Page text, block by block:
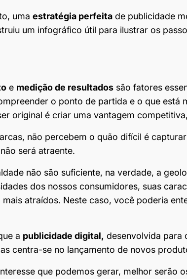
uma estratégia perfeita de publicidade
um infográfico útil para ilustrar os
e medição de resultados são fatores
o ponto de partida e o que está
original é criar uma vantagem
não percebem o quão difícil é
não será atraente.
não são suficiente, na verdade, a
dos nossos consumidores, suas
atraídos. Neste caso, você poderia
a publicidade digital, desenvolvida para
centra-se no lançamento de novos
que podemos gerar, melhor serão